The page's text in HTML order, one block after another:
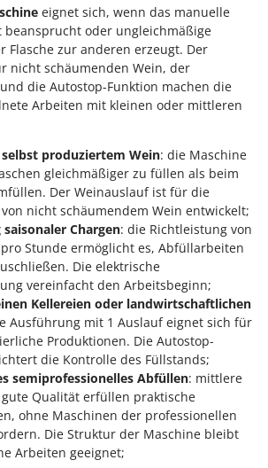
für Traktoren
für Traktoren
Pflanzenbehandlung
für Traktor
Elektrobesen
und Teppichbodenreiniger
mechanische Unkrautbrenner
mit Ausleger
eignet sich, wenn das manuelle
beansprucht oder ungleichmäßige
Flasche zur anderen erzeugt. Der
nicht schäumenden Wein, der
die Autostop-Funktion machen die
Arbeiten mit kleinen oder mittleren
produziertem Wein: die Maschine
gleichmäßiger zu füllen als beim
Der Weinauslauf ist für die
nicht schäumendem Wein entwickelt;
Chargen: die Richtleistung von
pro Stunde ermöglicht es, Abfüllarbeiten
Die elektrische
vereinfacht den Arbeitsbeginn;
Kellereien oder landwirtschaftlichen
Ausführung mit 1 Auslauf eignet sich für
Produktionen. Die Autostop-
die Kontrolle des Füllstands;
semiprofessionelles Abfüllen: mittlere
Qualität erfüllen praktische
ohne Maschinen der professionellen
Die Struktur der Maschine bleibt
Arbeiten geeignet;